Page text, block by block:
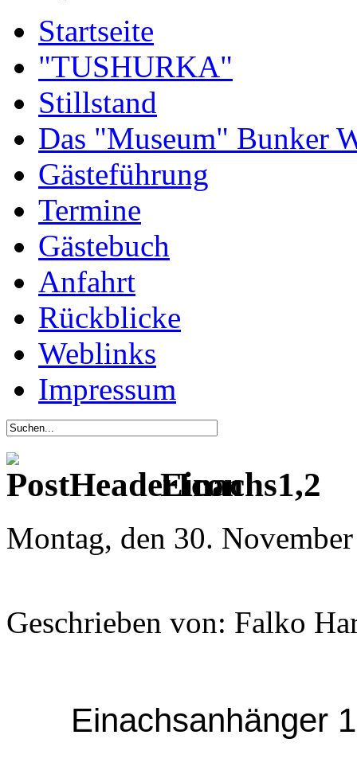
Startseite
"TUSHURKA"
Stillstand
Das "Museum" Bunker
Gästeführung
Termine
Gästebuch
Anfahrt
Rückblicke
Weblinks
Impressum
Einachs1,2
Montag, den 30.
Geschrieben von: Falko
Einachsanhänger